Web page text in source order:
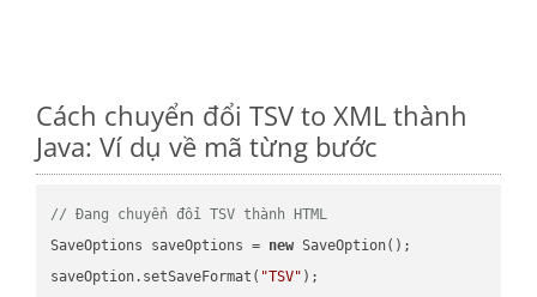
Cách chuyển đổi TSV to XML thành
Java: Ví dụ về mã từng bước
// Đang chuyển đổi TSV thành HTML
SaveOptions saveOptions = new SaveOption();
saveOption.setSaveFormat( "TSV" );